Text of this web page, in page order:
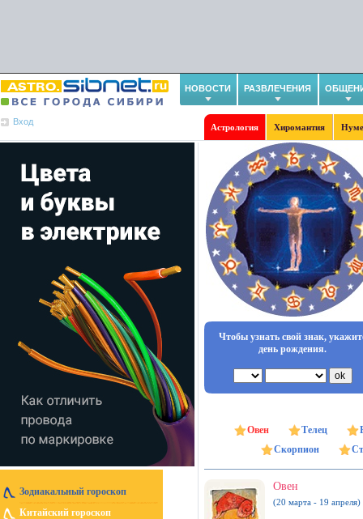
НОВОСТИ РАЗВЛЕЧЕНИЯ
Вход
Астрология Хиромантия
Зодиакальный гороскоп
Китайский гороскоп
Чтобы узнать свой знак,
день рождения.
Овен Телец
Скорпион
Овен
(20 марта - 19 апреля)